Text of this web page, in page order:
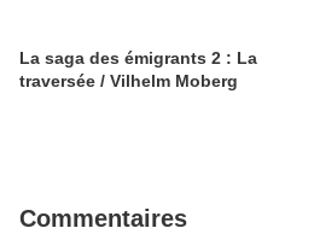
La saga des émigrants 2 : La
traversée / Vilhelm Moberg
Commentaires